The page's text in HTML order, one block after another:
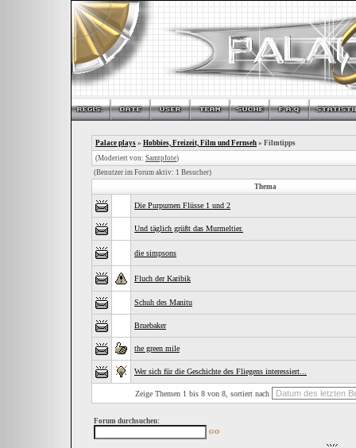
Palace plays » Hobbies, Freizeit, Film und Fernseh » Filmtipps
(Moderiert von: Samtpfote)
(Benutzer im Forum aktiv: 1 Besucher)
Thema
Die Purpurnen Flüsse 1 und 2
Und täglich grüßt das Murmeltier.
die simpsons
Fluch der Karibik
Schuh des Manitu
Bruebaker
the green mile
Wer sich für die Geschichte des Fliegens interessiert...
Zeige Themen 1 bis 8 von 8, sortiert nach
Forum durchsuchen: